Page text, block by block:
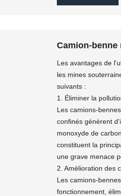
Camion-benne
Les avantages de
les mines
suivants :
1. Éliminer la
Les camions-
confinés génèrent
monoxyde de
constituent la
une grave menace
2. Amélioration des
Les camions-
fonctionnement,